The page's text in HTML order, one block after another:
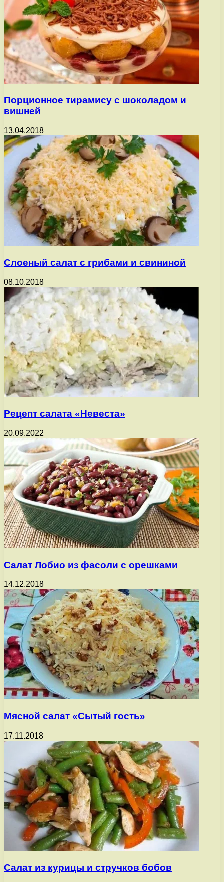
Порционное тирамису с шоколадом и
вишней
13.04.2018
Слоеный салат с грибами и свининой
08.10.2018
Рецепт салата «Невеста»
20.09.2022
Салат Лобио из фасоли с орешками
14.12.2018
Мясной салат «Сытый гость»
17.11.2018
Салат из курицы и стручков бобов